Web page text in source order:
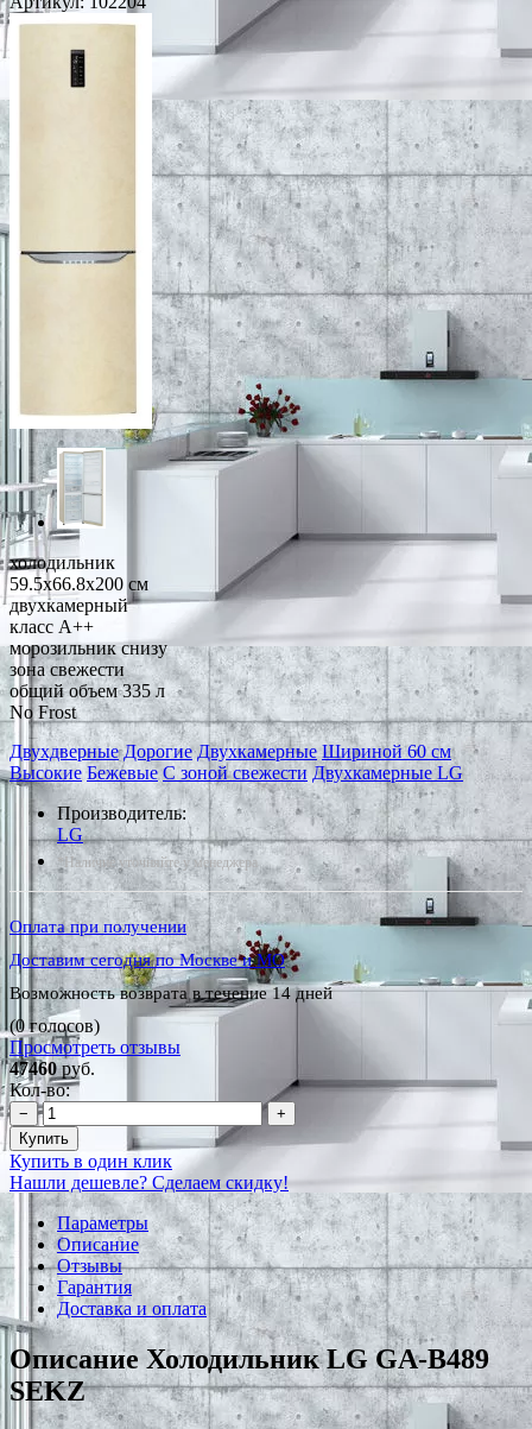
холодильник
59.5x66.8x200 см
двухкамерный
класс A++
морозильник снизу
зона свежести
общий объем 335 л
No Frost
Двухдверные Дорогие Двухкамерные Шириной 60 см
Высокие Бежевые С зоной свежести Двухкамерные LG
Производитель:
LG
*Наличие уточняйте у менеджера
Оплата при получении
Доставим сегодня по Москве и МО
Возможность возврата в течение 14 дней
(0 голосов)
Просмотреть отзывы
47460руб.
Кол-во:
−
+
Купить
Купить в один клик
Нашли дешевле? Сделаем скидку!
Параметры
Описание
Отзывы
Гарантия
Доставка и оплата
Описание Холодильник LG GA-B489
SEKZ